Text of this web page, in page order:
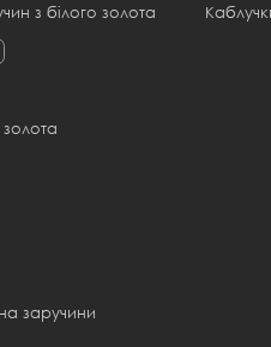
з білого золота
заручини